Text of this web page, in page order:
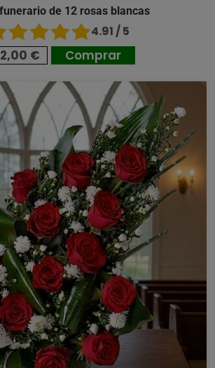
de 12 rosas blancas
4.91 / 5
€ Comprar